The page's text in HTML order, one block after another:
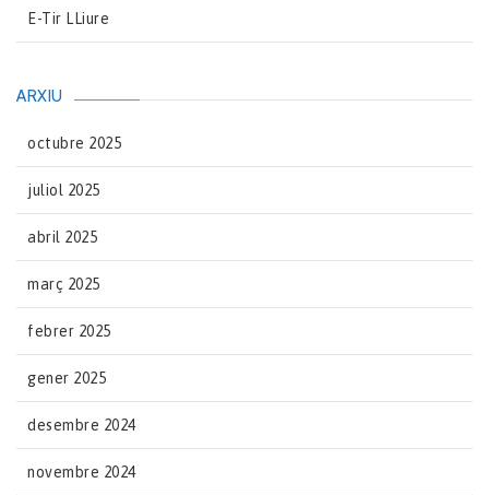
E-Tir LLiure
ARXIU
octubre 2025
juliol 2025
abril 2025
març 2025
febrer 2025
gener 2025
desembre 2024
novembre 2024